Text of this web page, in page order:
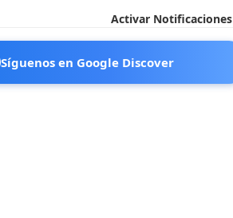
Activar Notificaciones
Síguenos en Google Discover